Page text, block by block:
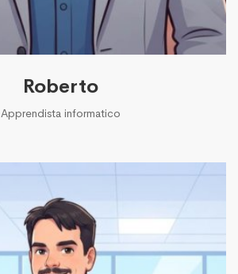
Roberto
Apprendista informatico